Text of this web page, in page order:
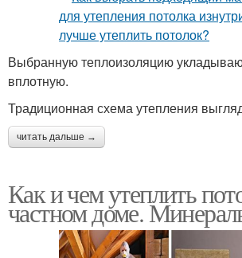
Выбранную теплоизоляцию
вплотную.
Традиционная схема утепления
читать дальше →
Как и чем утеплить
частном доме.